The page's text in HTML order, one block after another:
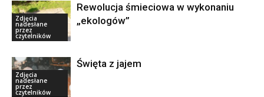
Zdjęcia
nadesłane
przez
czytelników
Rewolucja śmieciowa w wykonaniu
„ekologów”
Zdjęcia
nadesłane
przez
czytelników
Święta z jajem